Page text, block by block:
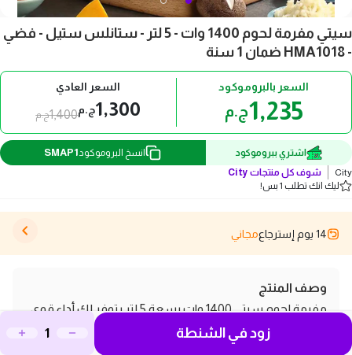
سيتي مفرمة لحوم 1400 وات - 5 لتر - ستانلس ستيل - فضي
- HMA1018 ضمان 1 سنة
السعر بالبروموكود
1,235ج.م
السعر العادي
1,300ج.م1,400ج.م
اشتري ببروموكود انسخ البروموكود SMAP1
City شوف كل منتجات City
ليك انك تطلب 1 بس!
14 يوم إسترجاع مجاني
وصف المنتج
مفرمة لحوم سيتي 1400 وات بسعة 5 لتر بتوفر لك أداء قوي
وكفاءة عالية في فرم اللحوم والخضروات بفضل محركها
زود في الشنطة